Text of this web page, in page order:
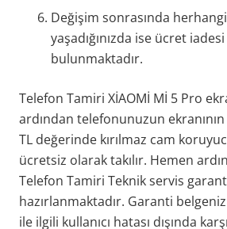
Değişim sonrasında
yaşadığınızda ise ücret
bulunmaktadır.
Telefon Tamiri XİAOMİ Mİ 5 Pro
ardından telefonunuzun
TL değerinde kırılmaz cam
ücretsiz olarak takılır. Hemen
Telefon Tamiri Teknik servis
hazırlanmaktadır. Garanti
ile ilgili kullanıcı hatası dışında